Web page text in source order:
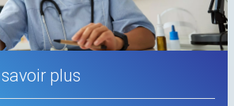
plus